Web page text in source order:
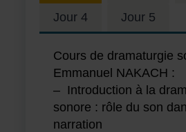
Jour 4 Jour 5
Cours de dramaturgie
Emmanuel NAKACH :
– Introduction à la
sonore : rôle du son
narration